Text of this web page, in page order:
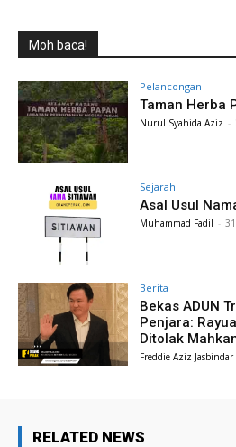
Moh baca!
Pelancongan
Taman Herba
Nurul Syahida Aziz -
Sejarah
Asal Usul
Muhammad Fadil -
Berita
Bekas ADUN
Penjara:
Ditolak
Freddie Aziz Jasbindar
RELATED NEWS